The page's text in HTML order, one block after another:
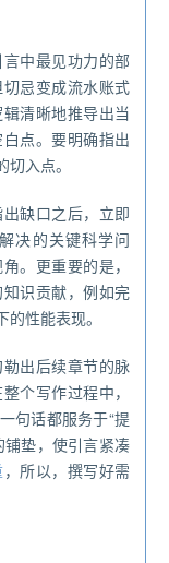
中最见功力的部
忌变成流水账式
清晰地推导出当
点。要明确指出
入点。
缺口之后，立即
决的关键科学问
。更重要的是，
识贡献，例如完
性能表现。
出后续章节的脉
个写作过程中，
句话都服务于“提
垫，使引言紧凑
，所以，撰写好需